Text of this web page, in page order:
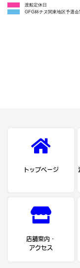
渡船定休日
GFG杯チヌ関東地区予選
トップページ
店舗案内・
アクセス